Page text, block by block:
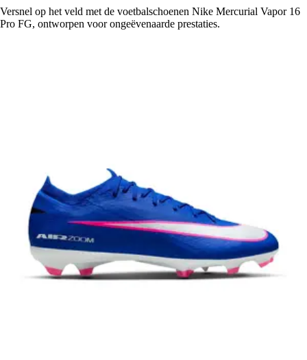
Versnel op het veld met de voetbalschoenen Nike Mercurial Vapor 16
Pro FG, ontworpen voor ongeëvenaarde prestaties.